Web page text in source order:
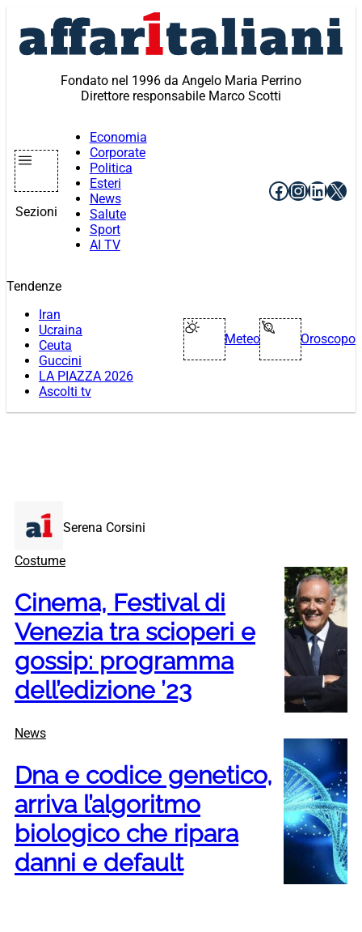
contenuto
Fondato nel 1996 da Angelo Maria Perrino
Direttore responsabile Marco Scotti
Sezioni
Economia
Corporate
Politica
Esteri
News
Salute
Sport
AI TV
Facebook
X
Tendenze
Iran
Ucraina
Ceuta
Guccini
LA PIAZZA 2026
Ascolti tv
Meteo Oroscopo
Serena Corsini
Costume
Cinema, Festival di
Venezia tra scioperi e
gossip: programma
dell’edizione ’23
News
Dna e codice genetico,
arriva l’algoritmo
biologico che ripara
danni e default